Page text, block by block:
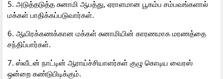
5. அடுத்தடுத்த சுனாமி ஆபத்து, ஏராளமான பூகம்ப சம்பவங்களால்
மக்கள் பாதிக்கப்படுவார்கள்.
6. ஆயிரக்கணக்கான மக்கள் சுனாமியின் காரணமாக மரணத்தை
சந்திப்பார்கள்.
7. ஸ்வீடன் நாட்டின் ஆராய்ச்சியாளர்கள் குழு கொடிய வைரஸ்
ஒன்றை கண்டுபிடிக்கும்.